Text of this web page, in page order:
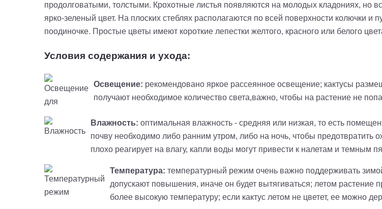
продолговатыми, толстыми. Крохотные листья появляются на молодых кладониях,
ярко-зеленый цвет. На плоских стеблях располагаются по всей поверхности колючки и
поодиночке. Простые цветы имеют короткие лепестки желтого, красного или белого
Условия содержания и ухода:
Освещение: рекомендовано яркое рассеянное освещение; кактусы
получают необходимое количество света,важно, чтобы на растение не
Влажность: оптимальная влажность - средняя или низкая, то есть
почву необходимо либо ранним утром, либо на ночь, чтобы предотвратить
плохо реагирует на влагу, капли воды могут привести к налетам и темным
Температура: температурный режим очень важно поддерживать
допускают повышения, иначе он будет вытягиваться; летом растение
более высокую температуру; если кактус летом не цветет, ее можно